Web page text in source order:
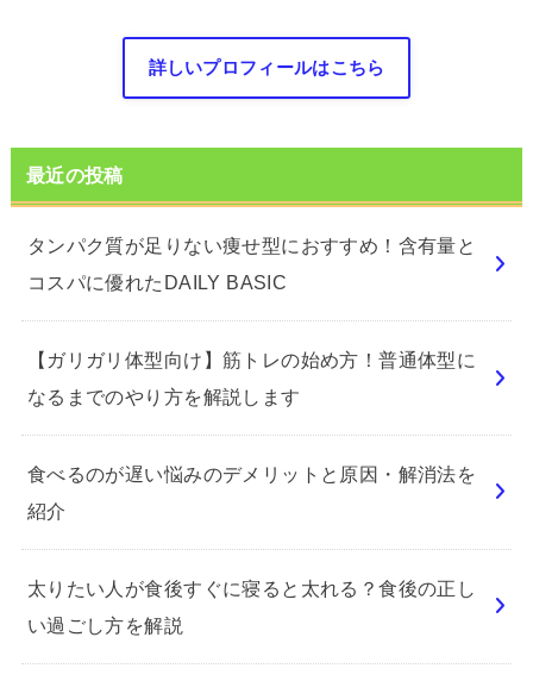
詳しいプロフィールはこちら
最近の投稿
タンパク質が足りない痩せ型におすすめ！含有量と
コスパに優れたDAILY BASIC
【ガリガリ体型向け】筋トレの始め方！普通体型に
なるまでのやり方を解説します
食べるのが遅い悩みのデメリットと原因・解消法を
紹介
太りたい人が食後すぐに寝ると太れる？食後の正し
い過ごし方を解説